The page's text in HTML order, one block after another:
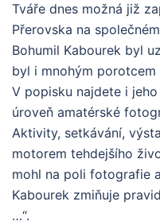
Tváře dnes možná již
Přerovska na
Bohumil Kabourek byl
byl i mnohým
V popisku najdete i
úroveň amatérské
Aktivity, setkávání,
motorem tehdejšího
mohl na poli fotografie
Kabourek zmiňuje
…“.